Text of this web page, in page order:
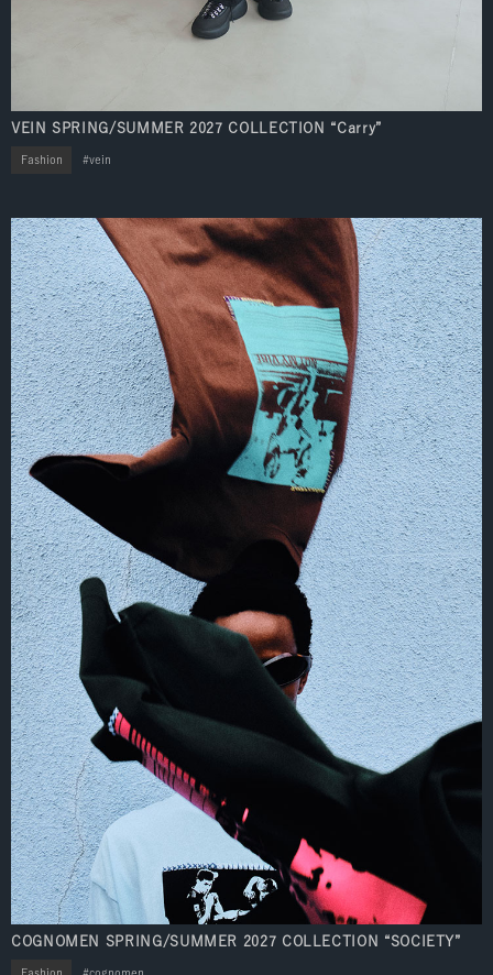
VEIN SPRING/SUMMER 2027 COLLECTION “Carry”
Fashion vein
COGNOMEN SPRING/SUMMER 2027 COLLECTION “SOCIETY”
Fashion cognomen